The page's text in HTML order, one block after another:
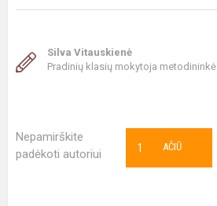
Silva Vitauskienė
Pradinių klasių mokytoja metodininkė
Nepamirškite
padėkoti autoriui
AČIŪ
1